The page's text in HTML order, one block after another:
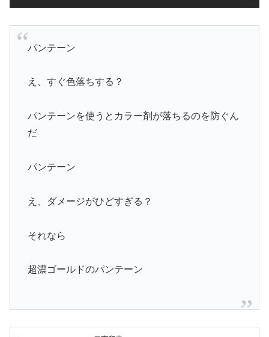
パンテーン
え、すぐ色落ちする？
パンテーンを使うとカラー剤が落ちるのを防ぐん
だ
パンテーン
え、ダメージがひどすぎる？
それなら
超濃ゴールドのパンテーン